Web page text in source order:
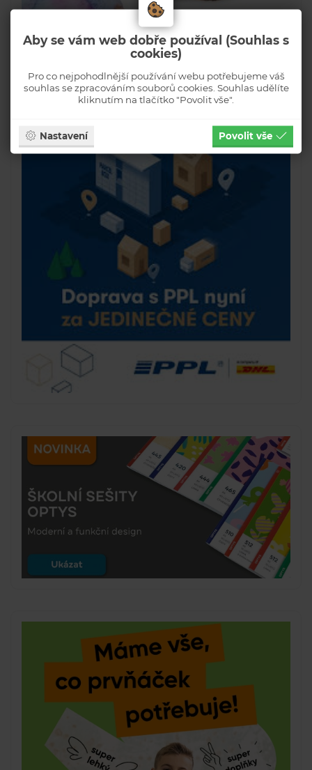
Aby se vám web dobře používal (Souhlas s
cookies)
Pro co nejpohodlnější používání webu potřebujeme váš
souhlas se zpracováním souborů cookies. Souhlas udělíte
kliknutím na tlačítko "Povolit vše".
Nastavení Povolit vše